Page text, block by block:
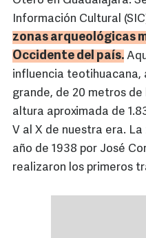
Información Cultural
zonas arqueológicas
Occidente del país.
influencia teotihuacana,
grande, de 20 metros de
altura aproximada de
V al X de nuestra era.
año de 1938 por José
realizaron los primeros